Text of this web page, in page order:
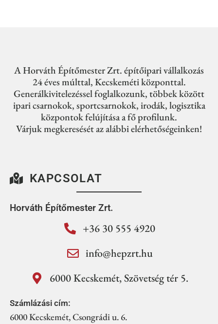
A Horváth Építőmester Zrt. építőipari vállalkozás
24 éves múlttal, Kecskeméti központtal.
Generálkivitelezéssel foglalkozunk, többek között
ipari csarnokok, sportcsarnokok, irodák, logisztika
központok felújítása a fő profilunk.
Várjuk megkeresését az alábbi elérhetőségeinken!
KAPCSOLAT
Horváth Építőmester Zrt.
+36 30 555 4920
info@hepzrt.hu
6000 Kecskemét, Szövetség tér 5.
Számlázási cím:
6000 Kecskemét, Csongrádi u. 6.